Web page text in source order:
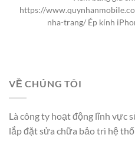
https://
nha-trang/ Ép kính
VỀ CHÚNG TÔI
Là công ty hoạt động lĩnh vực
lắp đặt sửa chữa bảo trì hệ